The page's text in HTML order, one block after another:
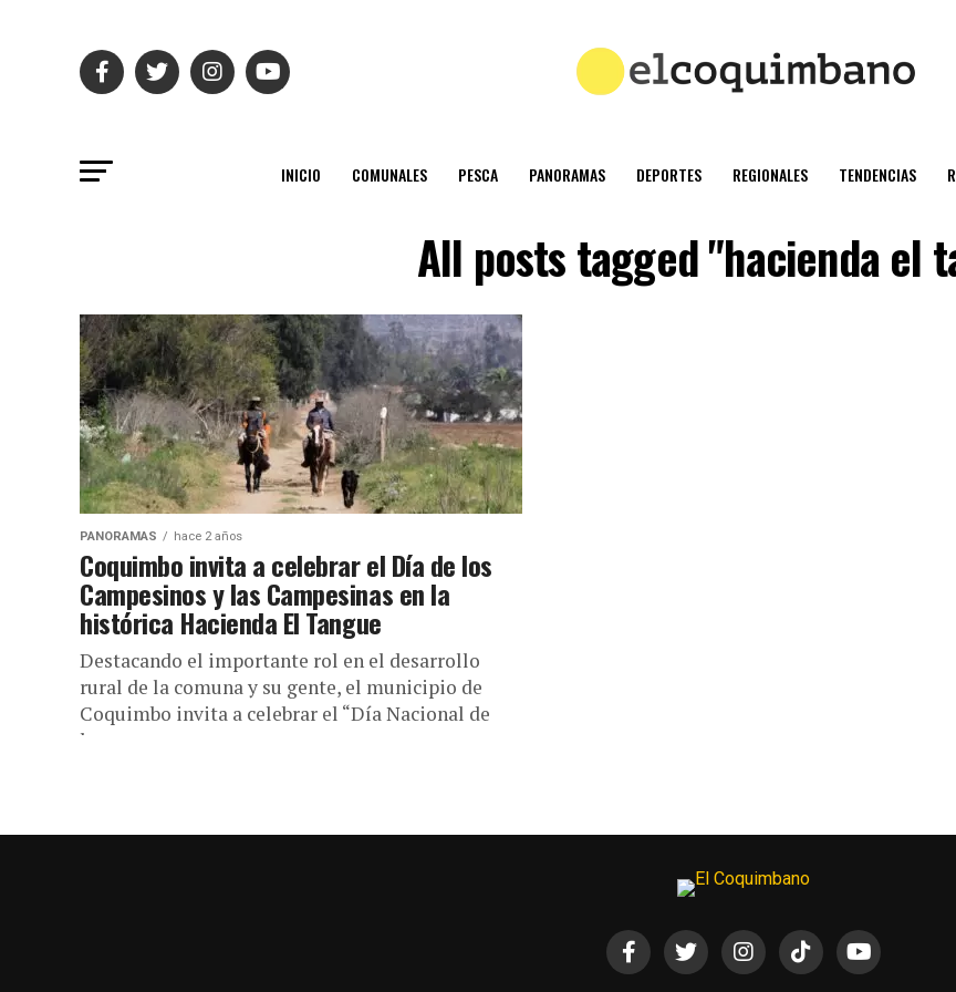
INICIO COMUNALES PESCA PANORAMAS DEPORTES REGIONALES TENDENCIAS
All posts tagged "hacienda el
PANORAMAS hace 2 años
Coquimbo invita a celebrar el Día de los
Campesinos y las Campesinas en la
histórica Hacienda El Tangue
Destacando el importante rol en el desarrollo
rural de la comuna y su gente, el municipio de
Coquimbo invita a celebrar el “Día Nacional de
los...